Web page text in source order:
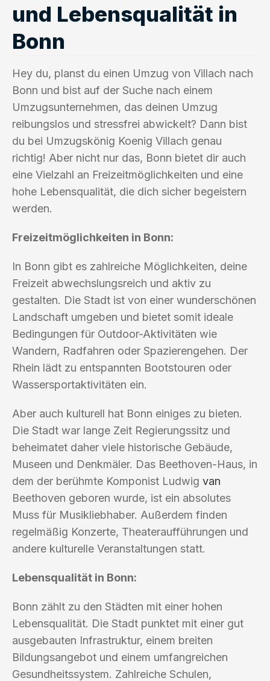
und Lebensqualität in
Bonn
Hey du, planst du einen Umzug von Villach nach
Bonn und bist auf der Suche nach einem
Umzugsunternehmen, das deinen Umzug
reibungslos und stressfrei abwickelt? Dann bist
du bei Umzugskönig Koenig Villach genau
richtig! Aber nicht nur das, Bonn bietet dir auch
eine Vielzahl an Freizeitmöglichkeiten und eine
hohe Lebensqualität, die dich sicher begeistern
werden.
Freizeitmöglichkeiten in Bonn:
In Bonn gibt es zahlreiche Möglichkeiten, deine
Freizeit abwechslungsreich und aktiv zu
gestalten. Die Stadt ist von einer wunderschönen
Landschaft umgeben und bietet somit ideale
Bedingungen für Outdoor-Aktivitäten wie
Wandern, Radfahren oder Spazierengehen. Der
Rhein lädt zu entspannten Bootstouren oder
Wassersportaktivitäten ein.
Aber auch kulturell hat Bonn einiges zu bieten.
Die Stadt war lange Zeit Regierungssitz und
beheimatet daher viele historische Gebäude,
Museen und Denkmäler. Das Beethoven-Haus, in
dem der berühmte Komponist Ludwig van
Beethoven geboren wurde, ist ein absolutes
Muss für Musikliebhaber. Außerdem finden
regelmäßig Konzerte, Theateraufführungen und
andere kulturelle Veranstaltungen statt.
Lebensqualität in Bonn:
Bonn zählt zu den Städten mit einer hohen
Lebensqualität. Die Stadt punktet mit einer gut
ausgebauten Infrastruktur, einem breiten
Bildungsangebot und einem umfangreichen
Gesundheitssystem. Zahlreiche Schulen,